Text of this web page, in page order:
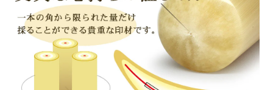
◆ 品質の見分け方
牛角(上)には頭の部分に白い点のように見える芯があり、芯が小さく
緻密なほど印章に与える影響が小さく、中心近くを通っているほど歪
みがでにくくなります。そのため、印鑑の中央をまっすぐ小さな芯が
通っているものが、より高品質な牛角の印鑑といえます。購入する際
はこういった上質なものを選びたいですね。